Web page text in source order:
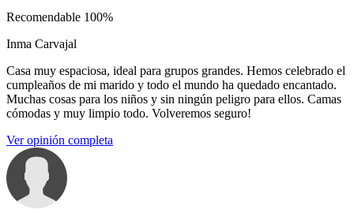
Recomendable 100%
Inma Carvajal
Casa muy espaciosa, ideal para grupos grandes. Hemos celebrado el
cumpleaños de mi marido y todo el mundo ha quedado encantado.
Muchas cosas para los niños y sin ningún peligro para ellos. Camas
cómodas y muy limpio todo. Volveremos seguro!
Ver opinión completa